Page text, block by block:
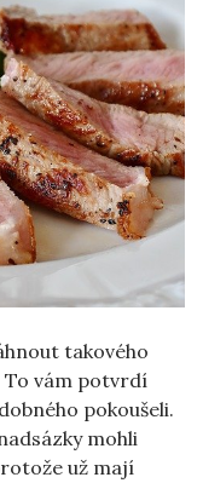
takového
To vám potvrdí
pokoušeli.
mohli
už mají